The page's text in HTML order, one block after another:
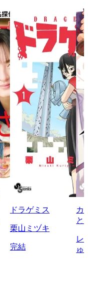
ドラゲミス
栗山ミヅキ
完結
カ
と
レ
ゅ